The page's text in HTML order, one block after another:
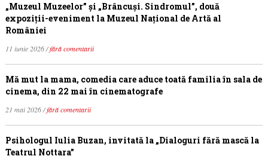
„Muzeul Muzeelor” și „Brâncuși. Sindromul”, două
expoziții-eveniment la Muzeul Național de Artă al
României
11 iunie 2026 /fără comentarii
Mă mut la mama, comedia care aduce toată familia în sala de
cinema, din 22 mai în cinematografe
21 mai 2026 /fără comentarii
Psihologul Iulia Buzan, invitată la „Dialoguri fără mască la
Teatrul Nottara”